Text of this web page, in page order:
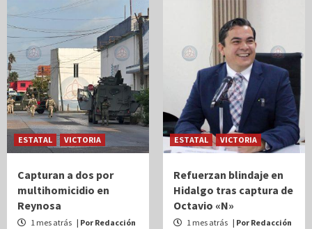
ESTATAL VICTORIA
Capturan a dos por
multihomicidio en
Reynosa
1 mes atrás | Por Redacción
ESTATAL VICTORIA
Refuerzan blindaje en
Hidalgo tras captura de
Octavio «N»
1 mes atrás | Por Redacción